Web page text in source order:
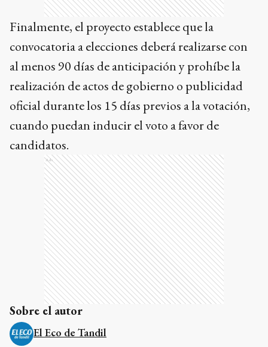
Finalmente, el proyecto establece que la
convocatoria a elecciones deberá realizarse con
al menos 90 días de anticipación y prohíbe la
realización de actos de gobierno o publicidad
oficial durante los 15 días previos a la votación,
cuando puedan inducir el voto a favor de
candidatos.
Ads
Sobre el autor
El Eco de Tandil